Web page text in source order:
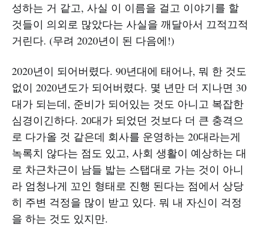
성하는 거 같고, 사실 이 이름을 걸고 이야기를 할
것들이 의외로 많았다는 사실을 깨달아서 끄적끄적
거린다. (무려 2020년이 된 다음에!)
2020년이 되어버렸다. 90년대에 태어나, 뭐 한 것도
없이 2020년도가 되어버렸다. 몇 년만 더 지나면 30
대가 되는데, 준비가 되어있는 것도 아니고 복잡한
심경이긴하다. 20대가 되었던 것보다 더 큰 충격으
로 다가올 것 같은데 회사를 운영하는 20대라는게
녹록치 않다는 점도 있고, 사회 생활이 예상하는 대
로 차근차근이 남들 밟는 스탭대로 가는 것이 아니
라 엄청나게 꼬인 형태로 진행 된다는 점에서 상당
히 주변 걱정을 많이 받고 있다. 뭐 내 자신이 걱정
을 하는 것도 있지만.